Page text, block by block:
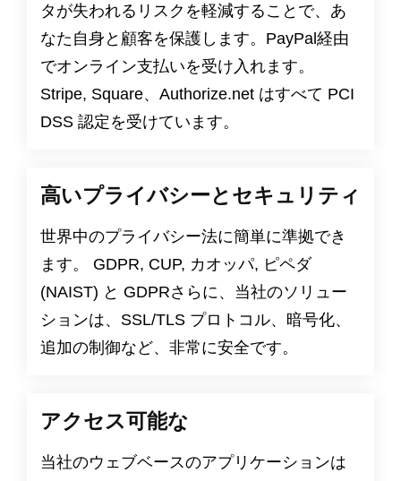
タが失われるリスクを軽減することで、あ
なた自身と顧客を保護します。PayPal経由
でオンライン支払いを受け入れます。
Stripe, Square、Authorize.net はすべて PCI
DSS 認定を受けています。
高いプライバシーとセキュリティ
世界中のプライバシー法に簡単に準拠でき
ます。 GDPR, CUP, カオッパ, ピペダ
(NAIST) と GDPRさらに、当社のソリュー
ションは、SSL/TLS プロトコル、暗号化、
追加の制御など、非常に安全です。
アクセス可能な
当社のウェブベースのアプリケーションは